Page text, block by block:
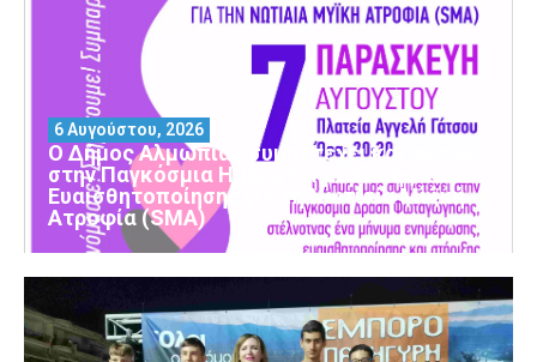
Ο Δήμος Αλμωπίας συμμετέχει και φέτος
στην Παγκόσμια Ημέρα Ενημέρωσης και
Ευαισθητοποίησης για τη Νωτιαία Μυϊκή
Ατροφία (SMA)
6 Αυγούστου, 2026